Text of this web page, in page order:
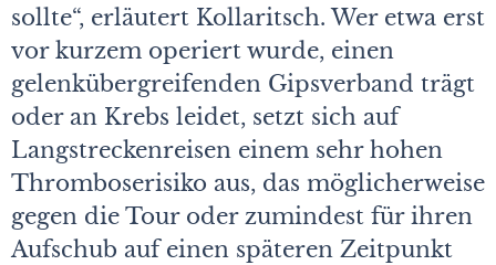
sollte“, erläutert Kollaritsch. Wer etwa erst
vor kurzem operiert wurde, einen
gelenkübergreifenden Gipsverband trägt
oder an Krebs leidet, setzt sich auf
Langstreckenreisen einem sehr hohen
Thromboserisiko aus, das möglicherweise
gegen die Tour oder zumindest für ihren
Aufschub auf einen späteren Zeitpunkt